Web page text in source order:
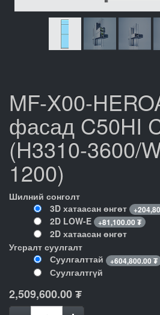
MF-X00-
фасад C50HI
(H3310-3600/
1200)
Шилний сонголт
3D хатаасан өнгөт
+
2D LOW-E +81,100.00 ₮
2D хатаасан өнгөт
Угсралт суулгалт
Суулгалттай
+604,800.00 ₮
Суулгалтгүй
2,509,600.00₮